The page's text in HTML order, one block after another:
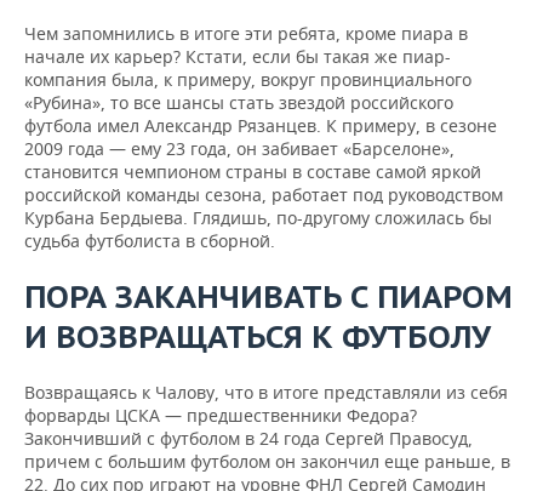
Чем запомнились в итоге эти ребята, кроме пиара в
начале их карьер? Кстати, если бы такая же пиар-
компания была, к примеру, вокруг провинциального
«Рубина», то все шансы стать звездой российского
футбола имел Александр Рязанцев. К примеру, в сезоне
2009 года — ему 23 года, он забивает «Барселоне»,
становится чемпионом страны в составе самой яркой
российской команды сезона, работает под руководством
Курбана Бердыева. Глядишь, по-другому сложилась бы
судьба футболиста в сборной.
ПОРА ЗАКАНЧИВАТЬ С ПИАРОМ
И ВОЗВРАЩАТЬСЯ К ФУТБОЛУ
Возвращаясь к Чалову, что в итоге представляли из себя
форварды ЦСКА — предшественники Федора?
Закончивший с футболом в 24 года Сергей Правосуд,
причем с большим футболом он закончил еще раньше, в
22. До сих пор играют на уровне ФНЛ Сергей Самодин